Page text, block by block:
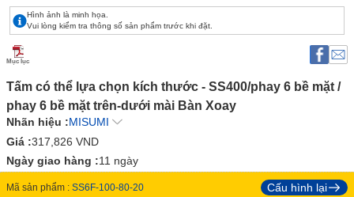
Hình ảnh là minh họa.
Vui lòng kiểm tra thông số sản phẩm trước khi đặt.
Mục lục
Tấm có thể lựa chọn kích thước - SS400/phay 6 bề mặt /
phay 6 bề mặt trên-dưới mài Bàn Xoay
Nhãn hiệu :MISUMI
Giá :317,826 VND
Ngày giao hàng :11 ngày
Mã sản phẩm : SS6F-100-80-20 Cấu hình lại